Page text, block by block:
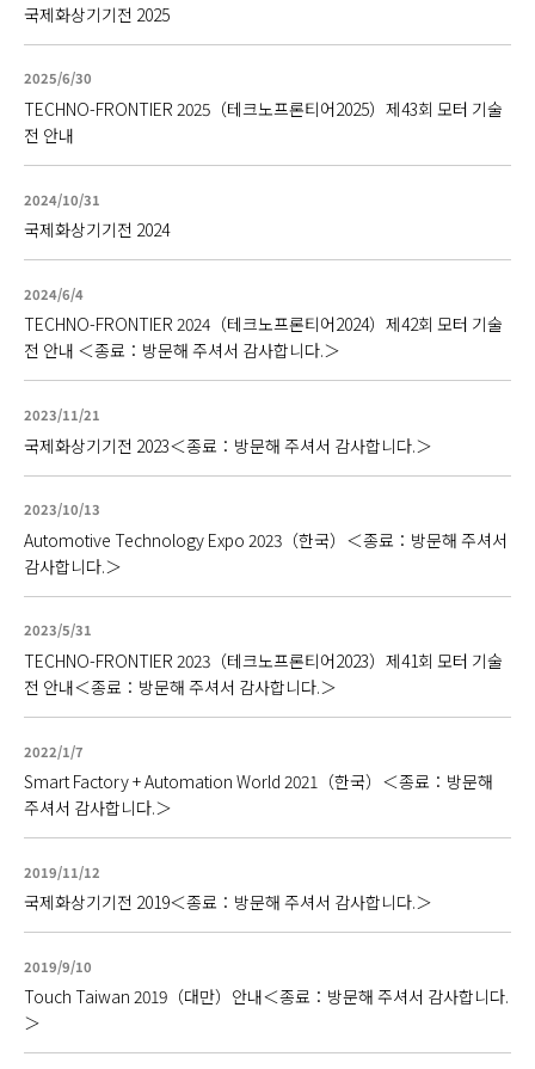
국제화상기기전 2025
2025/6/30
TECHNO-FRONTIER 2025（테크노프론티어2025）제43회 모터 기술
전 안내
2024/10/31
국제화상기기전 2024
2024/6/4
TECHNO-FRONTIER 2024（테크노프론티어2024）제42회 모터 기술
전 안내 ＜종료：방문해 주셔서 감사합니다.＞
2023/11/21
국제화상기기전 2023＜종료：방문해 주셔서 감사합니다.＞
2023/10/13
Automotive Technology Expo 2023（한국）＜종료：방문해 주셔서
감사합니다.＞
2023/5/31
TECHNO-FRONTIER 2023（테크노프론티어2023）제41회 모터 기술
전 안내＜종료：방문해 주셔서 감사합니다.＞
2022/1/7
Smart Factory + Automation World 2021（한국）＜종료：방문해
주셔서 감사합니다.＞
2019/11/12
국제화상기기전 2019＜종료：방문해 주셔서 감사합니다.＞
2019/9/10
Touch Taiwan 2019（대만）안내＜종료：방문해 주셔서 감사합니다.
＞